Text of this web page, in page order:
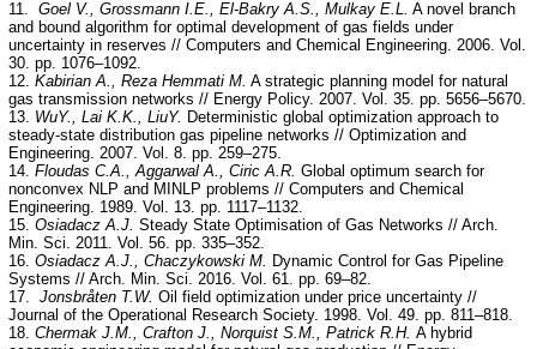
11. Goel V., Grossmann I.E., El-Bakry A.S., Mulkay E.L.
A novel branch
and bound algorithm for optimal development of gas fields under
uncertainty in reserves // Computers and Chemical Engineering. 2006. Vol.
30. pp. 1076–1092.
12. Kabirian A., Reza Hemmati M. A strategic planning model for natural
gas transmission networks // Energy Policy. 2007. Vol. 35. pp. 5656–5670.
13. WuY., Lai K.K., LiuY. Deterministic global optimization approach to
steady-state distribution gas pipeline networks // Optimization and
Engineering. 2007. Vol. 8. pp. 259–275.
14. Floudas C.A., Aggarwal A., Ciric A.R. Global optimum search for
nonconvex NLP and MINLP problems // Computers and Chemical
Engineering. 1989. Vol. 13. pp. 1117–1132.
15. Osiadacz A.J. Steady State Optimisation of Gas Networks // Arch.
Min. Sci. 2011. Vol. 56. pp. 335–352.
16. Osiadacz A.J., Chaczykowski M.
Dynamic Control for Gas Pipeline
Systems // Arch. Min. Sci. 2016. Vol. 61. pp. 69–82.
17. Jonsbråten T.W. Oil field optimization under price uncertainty //
Journal of the Operational Research Society. 1998. Vol. 49. pp. 811–818.
18. Chermak J.M., Crafton J., Norquist S.M., Patrick R.H. A hybrid